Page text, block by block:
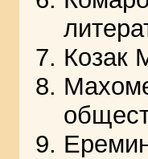
Козак